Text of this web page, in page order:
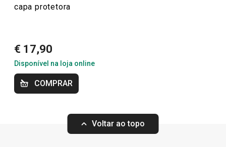
Compras e outros
capa protetora
€ 17,90
Disponível na loja online
COMPRAR
Voltar ao topo